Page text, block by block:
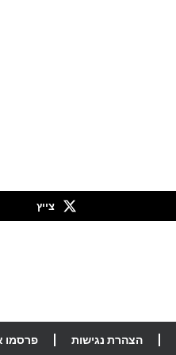
צייץ
הצהרת נגישות פרסמו